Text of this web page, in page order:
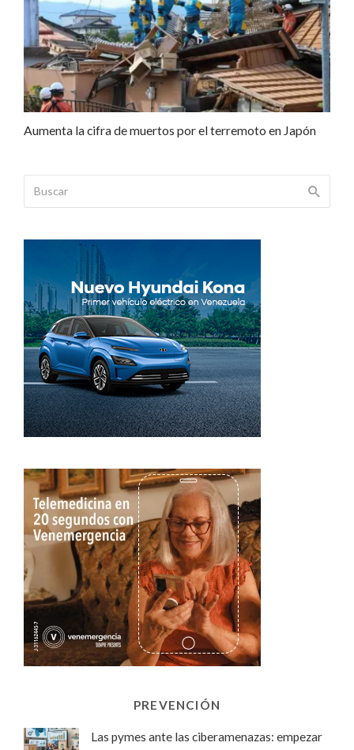
Aumenta la cifra de muertos por el terremoto en Japón
PREVENCIÓN
Las pymes ante las ciberamenazas: empezar